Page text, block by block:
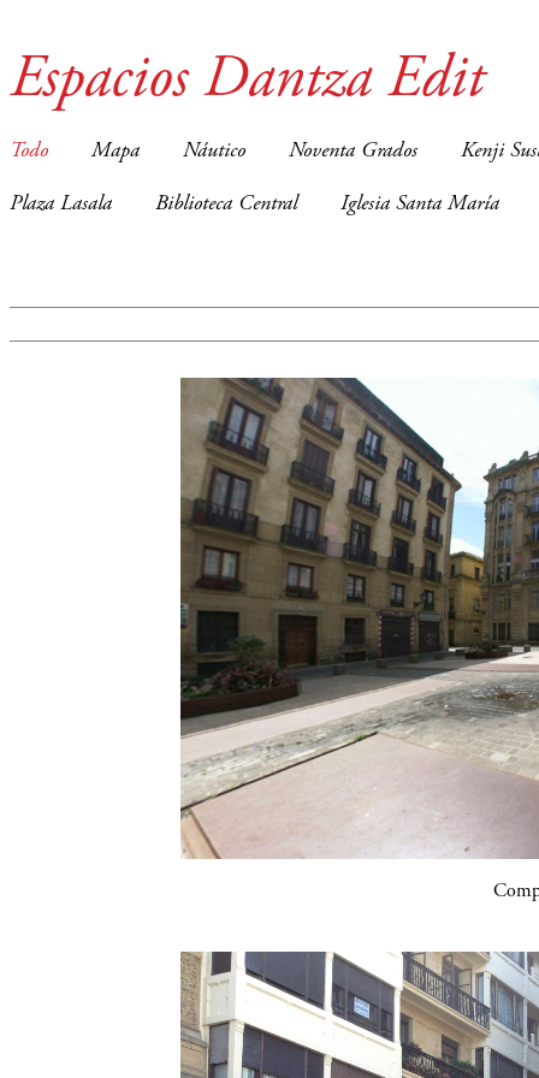
Espacios Dantza Edit
Todo Mapa Náutico Noventa Grados Kenji
Plaza Lasala Biblioteca Central Iglesia Santa María